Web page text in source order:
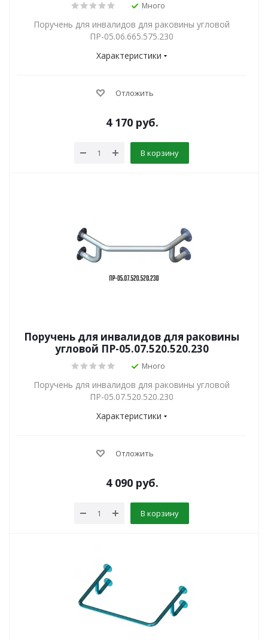
Много
Поручень для инвалидов для раковины угловой
ПР-05.06.665.575.230
Характеристики
Отложить
4 170руб.
В корзину
Поручень для инвалидов для раковины
угловой ПР-05.07.520.520.230
Много
Поручень для инвалидов для раковины угловой
ПР-05.07.520.520.230
Характеристики
Отложить
4 090руб.
В корзину